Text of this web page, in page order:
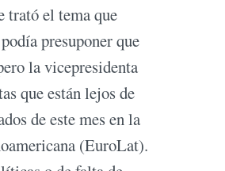
trató el tema que
presuponer que
la vicepresidenta
que están lejos de
de este mes en la
(EuroLat).